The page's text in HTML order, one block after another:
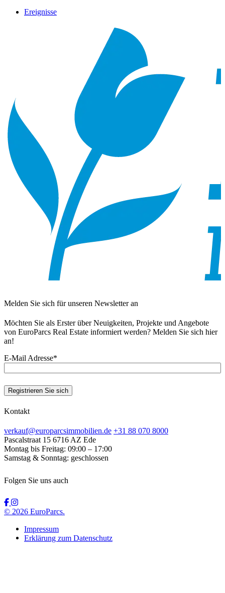
Ereignisse
Melden Sie sich für unseren Newsletter an
Möchten Sie als Erster über Neuigkeiten, Projekte und Angebote
von EuroParcs Real Estate informiert werden? Melden Sie sich hier
an!
E-Mail Adresse*
Registrieren Sie sich
Kontakt
verkauf@europarcsimmobilien.de +31 88 070 8000
Pascalstraat 15 6716 AZ Ede
Montag bis Freitag: 09:00 – 17:00
Samstag & Sonntag: geschlossen
Folgen Sie uns auch
© 2026 EuroParcs.
Impressum
Erklärung zum Datenschutz